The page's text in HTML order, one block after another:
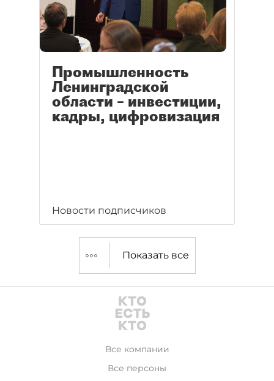
Промышленность
Ленинградской
области – инвестиции,
кадры, цифровизация
Новости подписчиков
Показать все
Все компании
Все персоны